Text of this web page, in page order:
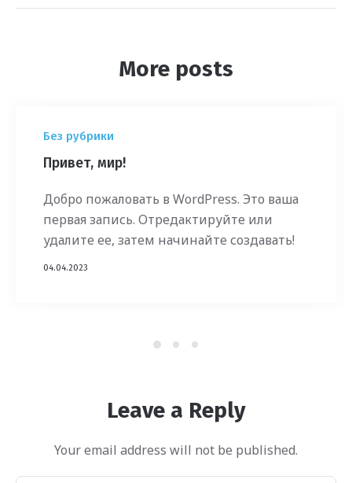
More posts
Без рубрики
Привет, мир!
Добро пожаловать в WordPress. Это ваша
первая запись. Отредактируйте или
удалите ее, затем начинайте создавать!
04.04.2023
Leave a Reply
Your email address will not be published.